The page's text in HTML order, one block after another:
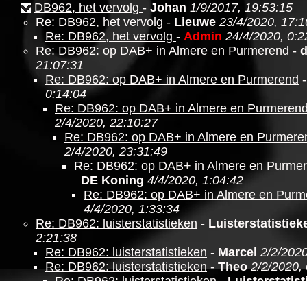
DB962, het vervolg - Johan 1/9/2017, 19:53:15
Re: DB962, het vervolg - Lieuwe 23/4/2020,
Re: DB962, het vervolg - Admin 24/4/2020,
Re: DB962: op DAB+ in Almere en Purmerend -
21:07:31
Re: DB962: op DAB+ in Almere en Purmerend
0:14:04
Re: DB962: op DAB+ in Almere en
2/4/2020, 22:10:27
Re: DB962: op DAB+ in Almere en
2/4/2020, 23:31:49
Re: DB962: op DAB+ in Almere en
_DE Koning 4/4/2020, 1:04:42
Re: DB962: op DAB+ in Almere en
4/4/2020, 1:33:34
Re: DB962: luisterstatistieken -
2:21:38
Re: DB962: luisterstatistieken - Marcel 2/2/
Re: DB962: luisterstatistieken-Theo 2/2/2020,